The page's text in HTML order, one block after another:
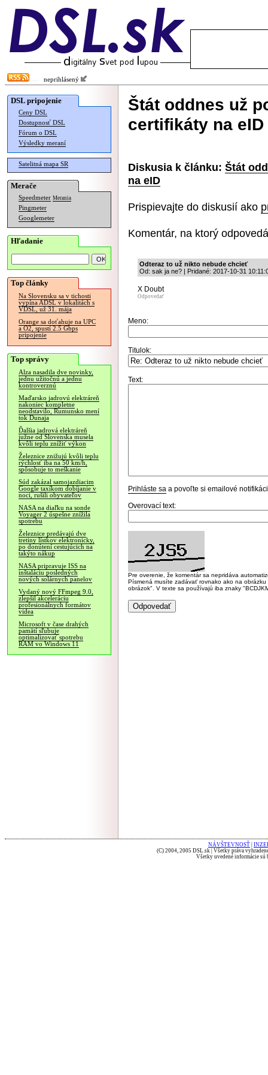
neprihlásený
DSL pripojenie
Ceny DSL
Dostupnosť DSL
Fórum o DSL
Výsledky meraní
Satelitná mapa SR
Merače
Speedmeter Merania
Pingmeter
Googlemeter
Hľadanie
Top články
Na Slovensku sa v tichosti
vypína ADSL v lokalitách s
VDSL, už 31. mája
Orange sa doťahuje na UPC
a O2, spustí 2.5 Gbps
pripojenie
Top správy
Alza nasadila dve novinky,
jednu užitočnú a jednu
kontroverznú
Maďarsko jadrovú elektráreň
nakoniec kompletne
neodstavilo, Rumunsko mení
tok Dunaja
Ďalšia jadrová elektráreň
južne od Slovenska musela
kvôli teplu znížiť výkon
Železnice znižujú kvôli teplu
rýchlosť iba na 50 km/h,
spôsobuje to meškanie
Súd zakázal samojazdiacim
Google taxíkom dobíjanie v
noci, rušili obyvateľov
NASA na diaľku na sonde
Voyager 2 úspešne znížila
spotrebu
Železnice predávajú dve
tretiny lístkov elektronicky,
po donútení cestujúcich na
takýto nákup
NASA pripravuje ISS na
inštaláciu posledných
nových solárnych panelov
Vydaný nový FFmpeg 9.0,
zlepšil akceleráciu
profesionálnych formátov
videa
Microsoft v čase drahých
pamätí sľubuje
optimalizovať spotrebu
RAM vo Windows 11
Štát oddnes už
certifikáty na eID
Diskusia k článku: Štát
na eID
Prispievajte do diskusií ako
Komentár, na ktorý
Odteraz to už nikto nebude chcieť
Od: sak ja ne? | Pridané: 2017-10-31
X Doubt
Odpovedať
Meno:
Titulok:
Text:
Prihláste sa a povoľte si emailové
Overovací text:
Pre overenie, že komentár sa nepridáva
Písmená musíte zadávať rovnako ako na
obrázok". V texte sa používajú iba znaky
NÁVŠTEVNOSŤ
(C) 2004, 2005 DSL.sk | Všetky práva
Všetky uvedené informácie sú